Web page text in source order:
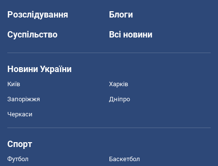
Розслідування
Блоги
Суспільство
Всі новини
Новини України
Київ Харків
Запоріжжя Дніпро
Черкаси
Спорт
Футбол Баскетбол